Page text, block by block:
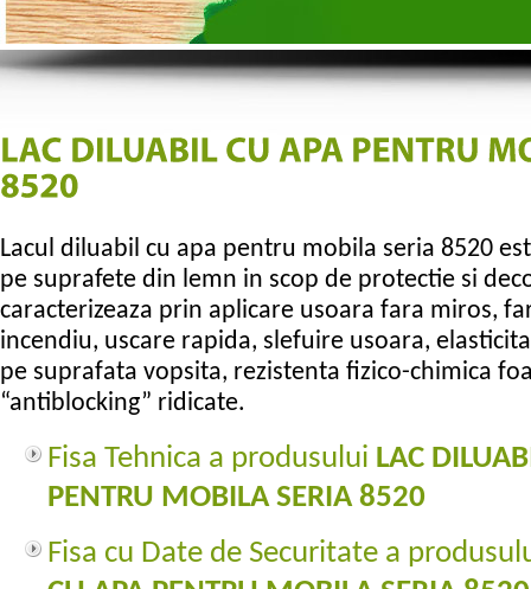
Lacul diluabil cu apa pentru mobila seria 8520
pe suprafete din lemn in scop de protectie si
caracterizeaza prin aplicare usoara fara miros,
incendiu, uscare rapida, slefuire usoara,
pe suprafata vopsita, rezistenta fizico-chimica
“antiblocking” ridicate.
Fisa Tehnica a produsului LAC
PENTRU MOBILA SERIA 8520
Fisa cu Date de Securitate a